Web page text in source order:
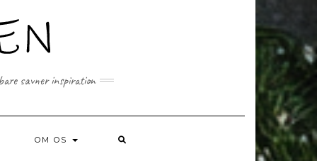
savner inspiration
OM OS